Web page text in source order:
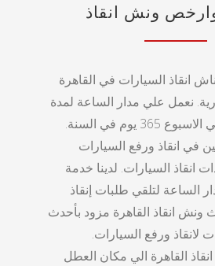
ونش انقاذ
انقاذ السيارات في القاهرة
نعمل علي مدار الساعة لمدة
في انقاذ ورفع السيارات
انقاذ السيارات. لدينا خدمة
الساعة لتلقي طلبات إنقاذ
ونش انقاذ القاهرة مزود بأحدث
لانقاذ ورفع السيارات.
القاهرة الي مكان العطل